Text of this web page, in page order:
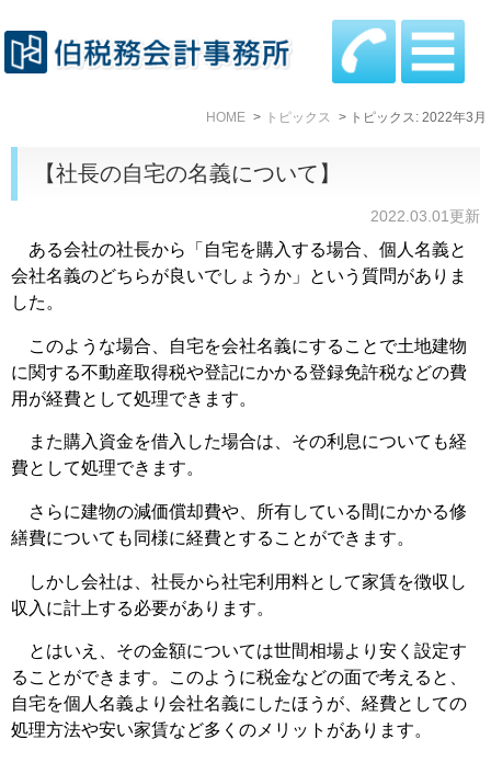
HOME トピックス トピックス: 2022年3月
【社長の自宅の名義について】
2022.03.01更新
ある会社の社長から「自宅を購入する場合、個人名義と
会社名義のどちらが良いでしょうか」という質問がありま
した。
このような場合、自宅を会社名義にすることで土地建物
に関する不動産取得税や登記にかかる登録免許税などの費
用が経費として処理できます。
また購入資金を借入した場合は、その利息についても経
費として処理できます。
さらに建物の減価償却費や、所有している間にかかる修
繕費についても同様に経費とすることができます。
しかし会社は、社長から社宅利用料として家賃を徴収し
収入に計上する必要があります。
とはいえ、その金額については世間相場より安く設定す
ることができます。このように税金などの面で考えると、
自宅を個人名義より会社名義にしたほうが、経費としての
処理方法や安い家賃など多くのメリットがあります。